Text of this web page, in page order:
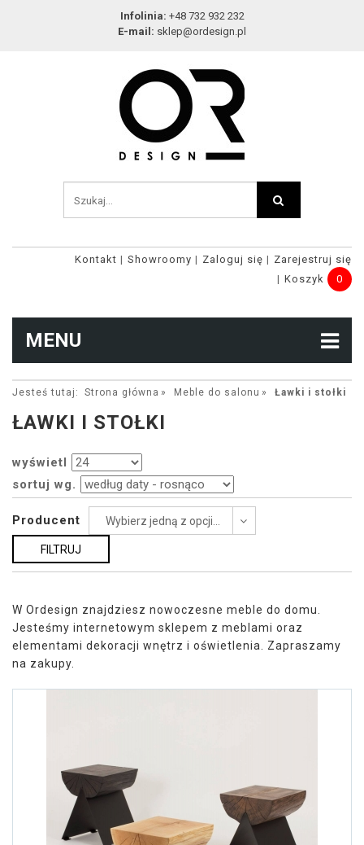
Infolinia: +48 732 932 232
E-mail: sklep@ordesign.pl
Kontakt Showroomy Zaloguj się
Zarejestruj się
Koszyk
0
MENU
Jesteś tutaj: Strona główna Meble do salonu Ławki i stołki
ŁAWKI I STOŁKI
wyświetl
sortuj wg.
Producent Wybierz jedną z opcji...
W Ordesign znajdziesz nowoczesne meble do domu.
Jesteśmy internetowym sklepem z meblami oraz
elementami dekoracji wnętrz i oświetlenia. Zapraszamy
na zakupy.